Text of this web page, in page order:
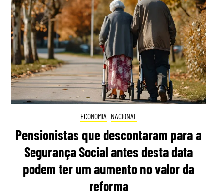
ECONOMIA , NACIONAL
Pensionistas que descontaram para a
Segurança Social antes desta data
podem ter um aumento no valor da
reforma